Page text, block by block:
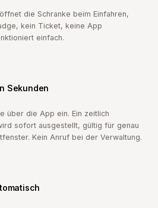
die Schranke beim Einfahren,
kein Ticket, keine App
einfach.
Sekunden
über die App ein. Ein zeitlich
sofort ausgestellt, gültig für genau
Kein Anruf bei der Verwaltung.